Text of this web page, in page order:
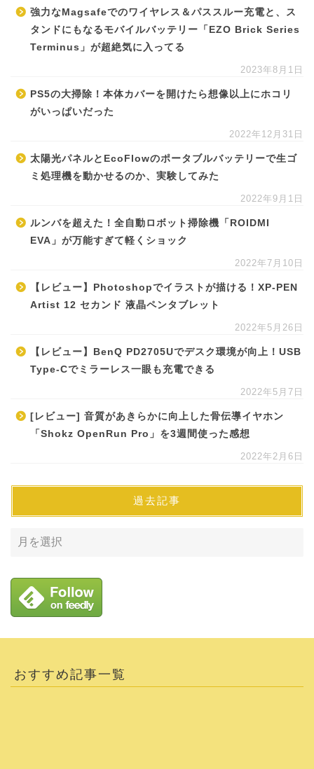
強力なMagsafeでのワイヤレス＆パススルー充電と、ス
タンドにもなるモバイルバッテリー「EZO Brick Series
Terminus」が超絶気に入ってる
2023年8月1日
PS5の大掃除！本体カバーを開けたら想像以上にホコリ
がいっぱいだった
2022年12月31日
太陽光パネルとEcoFlowのポータブルバッテリーで生ゴ
ミ処理機を動かせるのか、実験してみた
2022年9月1日
ルンバを超えた！全自動ロボット掃除機「ROIDMI
EVA」が万能すぎて軽くショック
2022年7月10日
【レビュー】Photoshopでイラストが描ける！XP-PEN
Artist 12 セカンド 液晶ペンタブレット
2022年5月26日
【レビュー】BenQ PD2705Uでデスク環境が向上！USB
Type-Cでミラーレス一眼も充電できる
2022年5月7日
[レビュー] 音質があきらかに向上した骨伝導イヤホン
「Shokz OpenRun Pro」を3週間使った感想
2022年2月6日
過去記事
おすすめ記事一覧